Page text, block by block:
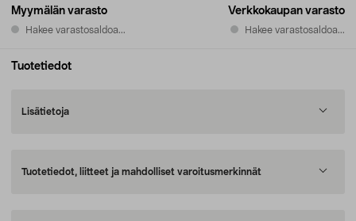
Myymälän varasto
Hakee varastosaldoa...
Verkkokaupan varasto
Hakee varastosaldoa...
Tuotetiedot
Lisätietoja
Tuotetiedot, liitteet ja mahdolliset varoitusmerkinnät